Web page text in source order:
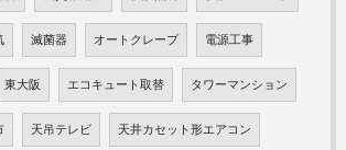
滅菌器 オートクレープ 電源工事
東大阪 エコキュート取替 タワーマンション
天吊テレビ 天井カセット形エアコン